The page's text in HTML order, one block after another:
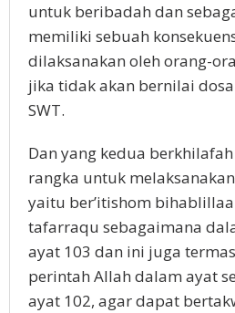
untuk beribadah dan
memiliki sebuah
dilaksanakan oleh orang-
jika tidak akan bernilai
SWT.
Dan yang kedua
rangka untuk
yaitu ber’itishom
tafarraqu sebagaimana
ayat 103 dan ini juga
perintah Allah dalam ayat
ayat 102, agar dapat